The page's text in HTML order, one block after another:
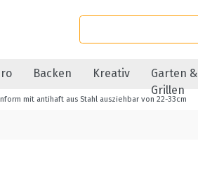
Backen Kreativ
Garten &
Grillen
mit antihaft aus Stahl ausziehbar von 22-33cm